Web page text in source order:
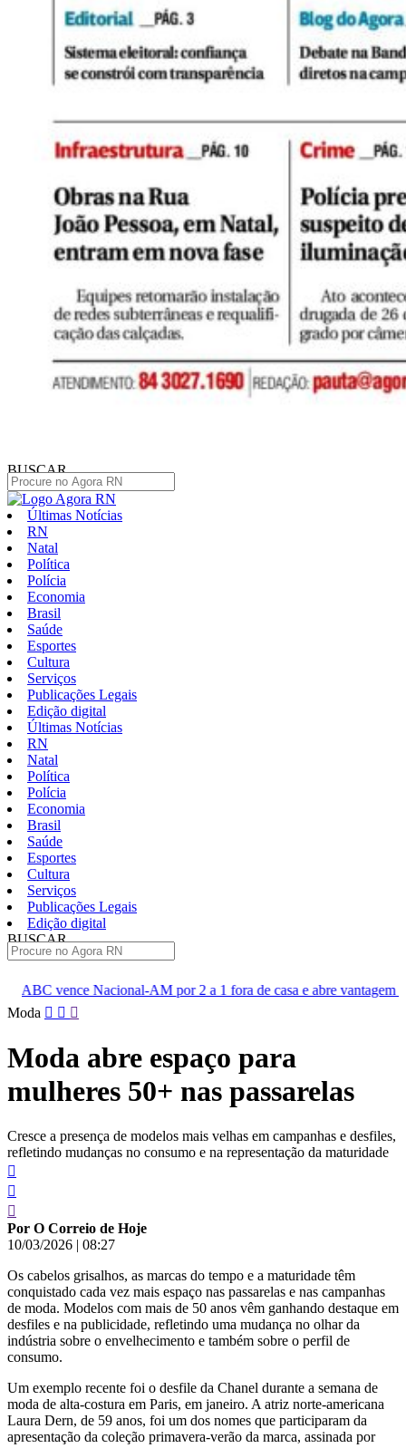
BUSCAR
Últimas Notícias
RN
Natal
Política
Polícia
Economia
Brasil
Saúde
Esportes
Cultura
Serviços
Publicações Legais
Edição digital
Últimas Notícias
RN
Natal
Política
Polícia
Economia
Brasil
Saúde
Esportes
Cultura
Serviços
Publicações Legais
Edição digital
BUSCAR
AM por 2 a 1 fora de casa e abre vantagem nas quartas
Pular
conteúdo
Moda
Moda abre espaço para
mulheres 50+ nas passarelas
Cresce a presença de modelos mais velhas em campanhas e desfiles,
refletindo mudanças no consumo e na representação da maturidade
Por O Correio de Hoje
10/03/2026 | 08:27
Os cabelos grisalhos, as marcas do tempo e a maturidade têm
conquistado cada vez mais espaço nas passarelas e nas campanhas
de moda. Modelos com mais de 50 anos vêm ganhando destaque em
desfiles e na publicidade, refletindo uma mudança no olhar da
indústria sobre o envelhecimento e também sobre o perfil de
consumo.
Um exemplo recente foi o desfile da Chanel durante a semana de
moda de alta-costura em Paris, em janeiro. A atriz norte-americana
Laura Dern, de 59 anos, foi um dos nomes que participaram da
apresentação da coleção primavera-verão da marca, assinada por